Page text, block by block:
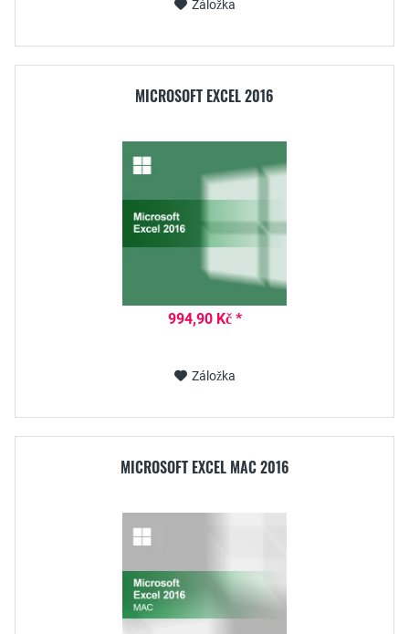
Záložka
MICROSOFT EXCEL 2016
994,90 Kč *
Záložka
MICROSOFT EXCEL MAC 2016